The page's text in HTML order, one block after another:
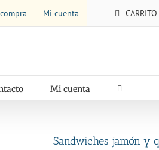
Mi cuenta CARRITO
Mi cuenta
Sandwiches jamón y